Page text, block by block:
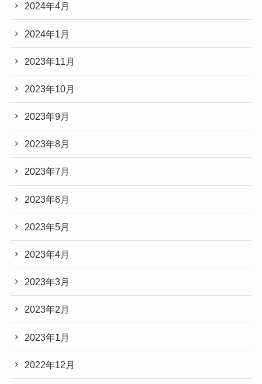
2024年4月
2024年1月
2023年11月
2023年10月
2023年9月
2023年8月
2023年7月
2023年6月
2023年5月
2023年4月
2023年3月
2023年2月
2023年1月
2022年12月